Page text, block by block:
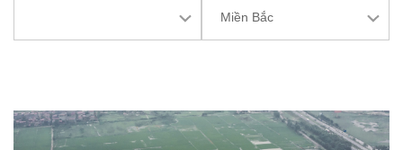
Miền Bắc